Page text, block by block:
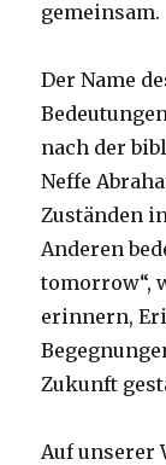
gemeinsam.
Der Name
nach der
Neffe
Zuständen
Anderen
tomorrow“,
erinnern,
Zukunft
Auf unserer